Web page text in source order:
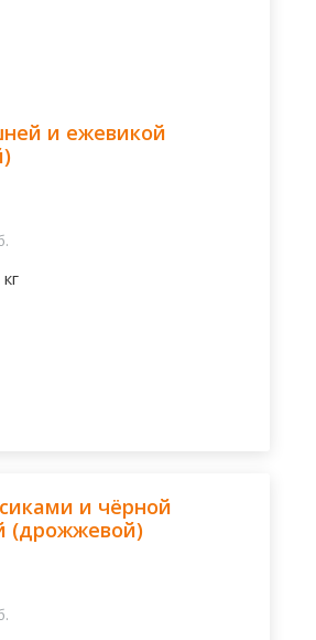
и ежевикой
и чёрной
(дрожжевой)